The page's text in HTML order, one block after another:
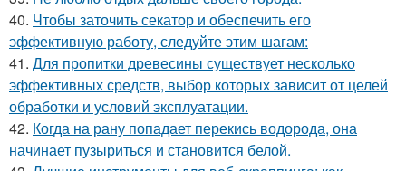
40. Чтобы заточить секатор и обеспечить его
эффективную работу, следуйте этим шагам:
41. Для пропитки древесины существует несколько
эффективных средств, выбор которых зависит от целей
обработки и условий эксплуатации.
42. Когда на рану попадает перекись водорода, она
начинает пузыриться и становится белой.